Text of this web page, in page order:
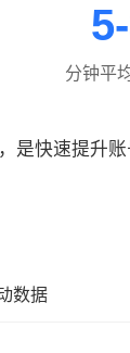
分钟平
是快速提升
数据